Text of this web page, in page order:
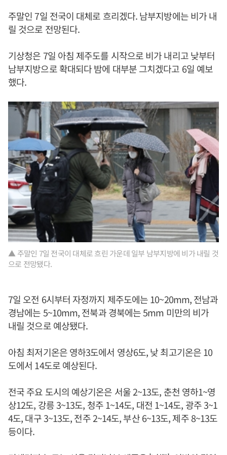
주말인 7일 전국이 대체로 흐리겠다. 남부지방에는 비가 내
릴 것으로 전망된다.
기상청은 7일 아침 제주도를 시작으로 비가 내리고 낮부터
남부지방으로 확대되다 밤에 대부분 그치겠다고 6일 예보
했다.
▲ 주말인 7일 전국이 대체로 흐린 가운데 일부 남부지방에 비가 내릴 것
으로 전망됐다.
7일 오전 6시부터 자정까지 제주도에는 10~20mm, 전남과
경남에는 5~10mm, 전북과 경북에는 5mm 미만의 비가
내릴 것으로 예상됐다.
아침 최저기온은 영하3도에서 영상6도, 낮 최고기온은 10
도에서 14도로 예상된다.
전국 주요 도시의 예상기온은 서울 2~13도, 춘천 영하1~영
상12도, 강릉 3~13도, 청주 1~14도, 대전 1~14도, 광주 3~1
4도, 대구 3~13도, 전주 2~14도, 부산 6~13도, 제주 8~13도
등이다.